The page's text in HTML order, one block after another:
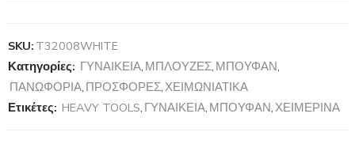
SKU: T32008WHITE
Κατηγορίες: ΓΥΝΑΙΚΕΙΑ, ΜΠΛΟΥΖΕΣ, ΜΠΟΥΦΑΝ,
ΠΑΝΩΦΟΡΙΑ, ΠΡΟΣΦΟΡΕΣ,ΧΕΙΜΩΝΙΑΤΙΚΑ
Ετικέτες: HEAVY TOOLS, ΓΥΝΑΙΚΕΙΑ, ΜΠΟΥΦΑΝ,ΧΕΙΜΕΡΙΝΑ